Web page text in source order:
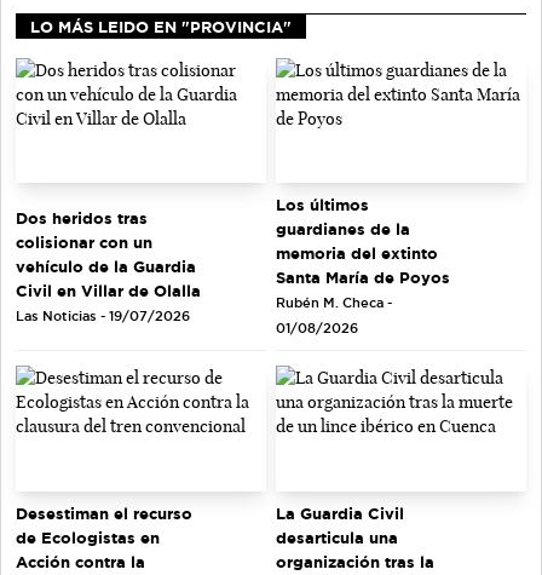
LO MÁS LEIDO EN "PROVINCIA"
Dos heridos tras
colisionar con un
vehículo de la Guardia
Civil en Villar de Olalla
Las Noticias - 19/07/2026
Los últimos
guardianes de la
memoria del extinto
Santa María de Poyos
Rubén M. Checa -
01/08/2026
Desestiman el recurso
de Ecologistas en
Acción contra la
La Guardia Civil
desarticula una
organización tras la